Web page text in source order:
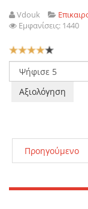
Vdouk
Εμφανίσεις: 1440
Αξιολόγηση
Χρήστη:4/5
Παρακαλώ
αξιολογήστε
Προηγούμενο